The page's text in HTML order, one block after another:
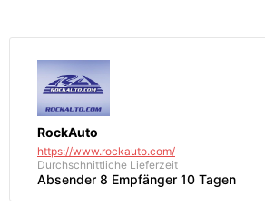
RockAuto
https://www.rockauto.com/
Durchschnittliche Lieferzeit
Absender 8 Empfänger 10 Tagen